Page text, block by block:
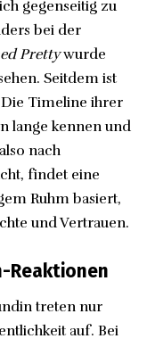
gegenseitig zu
bei der
Prettywurde
Seitdem ist
Die Timeline ihrer
lange kennen und
nach
findet eine
Ruhm basiert,
und Vertrauen.
Reaktionen
treten nur
auf. Bei